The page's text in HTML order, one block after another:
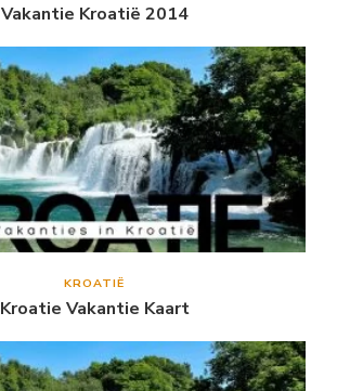
Vakantie Kroatië 2014
KROATIË
Kroatie Vakantie Kaart